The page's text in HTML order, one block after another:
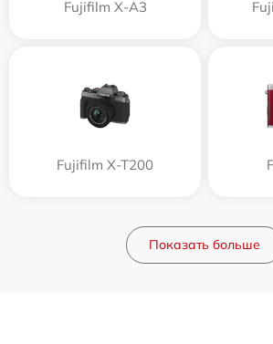
Fujifilm X-A3
Fujifilm X-T200
Показать больше